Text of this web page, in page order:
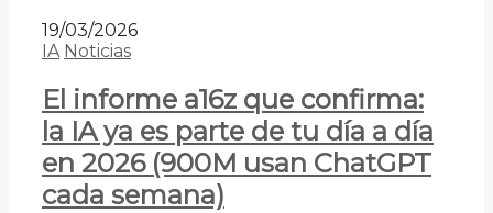
19/03/2026
IA Noticias
El informe a16z que confirma:
la IA ya es parte de tu día a día
en 2026 (900M usan ChatGPT
cada semana)